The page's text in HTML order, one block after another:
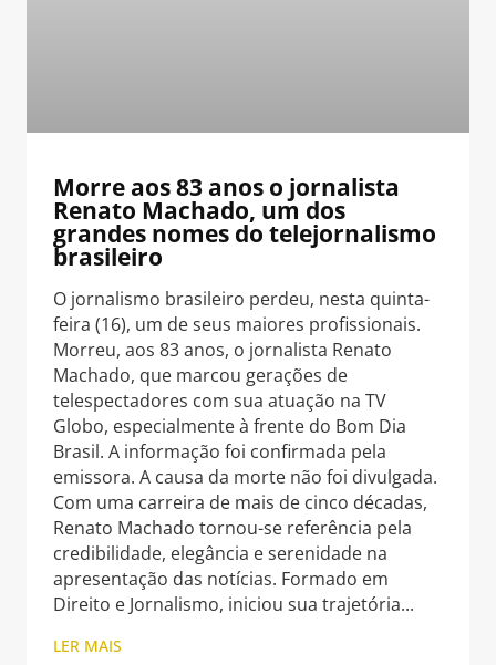
Morre aos 83 anos o jornalista
Renato Machado, um dos
grandes nomes do telejornalismo
brasileiro
O jornalismo brasileiro perdeu, nesta quinta-
feira (16), um de seus maiores profissionais.
Morreu, aos 83 anos, o jornalista Renato
Machado, que marcou gerações de
telespectadores com sua atuação na TV
Globo, especialmente à frente do Bom Dia
Brasil. A informação foi confirmada pela
emissora. A causa da morte não foi divulgada.
Com uma carreira de mais de cinco décadas,
Renato Machado tornou-se referência pela
credibilidade, elegância e serenidade na
apresentação das notícias. Formado em
Direito e Jornalismo, iniciou sua trajetória
LER MAIS